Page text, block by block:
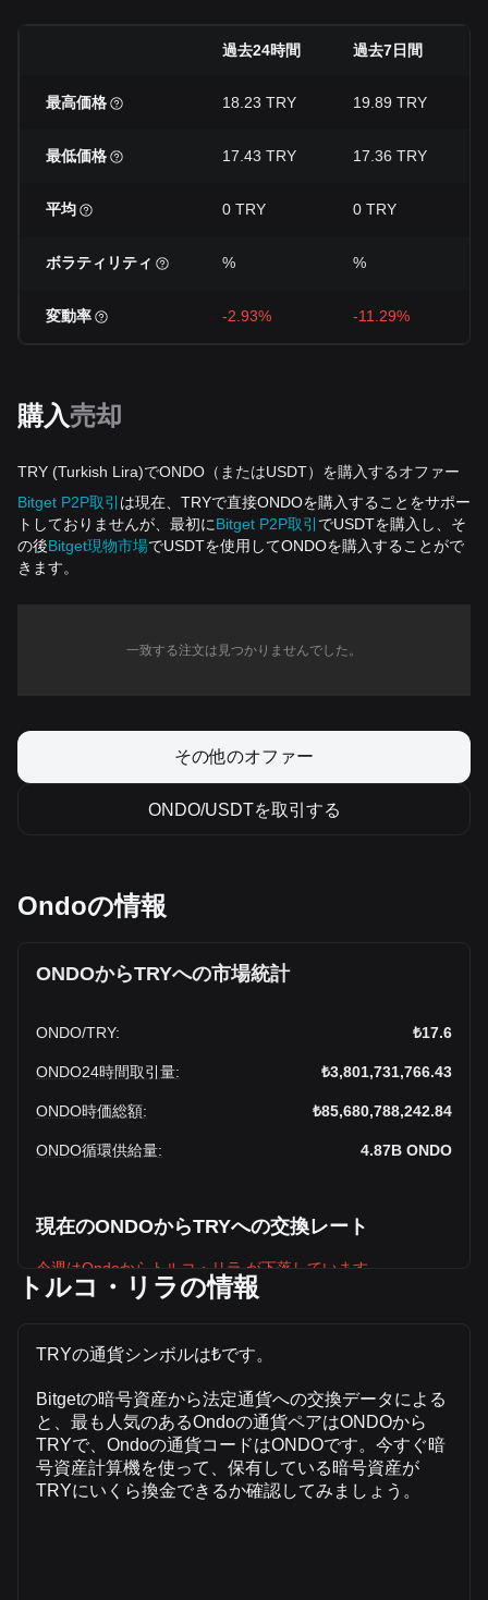
過去24時間 過去7日間
最高価格 18.23 TRY 19.89 TRY
最低価格 17.43 TRY 17.36 TRY
平均 0 TRY 0 TRY
ボラティリティ % %
変動率 -2.93% -11.29%
購入売却
TRY (Turkish Lira)でONDO（またはUSDT）を購入するオファー
Bitget P2P取引 は現在、TRYで直接ONDOを購入することをサポー
トしておりませんが、最初にBitget P2P取引 でUSDTを購入し、そ
の後Bitget現物市場でUSDTを使用してONDOを購入することがで
きます。
一致する注文は見つかりませんでした。
その他のオファー
ONDO/USDTを取引する
Ondoの情報
ONDOからTRYへの市場統計
ONDO/TRY: ₺17.6
ONDO24時間取引量: ₺3,801,731,766.43
ONDO時価総額: ₺85,680,788,242.84
ONDO循環供給量: 4.87B ONDO
現在のONDOからTRYへの交換レート
今週はOndoからトルコ・リラ が下落しています
₺85,680,788,242.84 TRYです。Ondoの取引量は過去24時間
の前日の取引量は₺5,025,329,030.83でした。
BitgetのOndoについての詳細情報
Ondoの価格
トルコ・リラの情報
TRYの通貨シンボルは₺です。
Bitgetの暗号資産から法定通貨への交換データによる
と、最も人気のあるOndoの通貨ペアはONDOから
TRYで、Ondoの通貨コードはONDOです。今すぐ暗
号資産計算機を使って、保有している暗号資産が
TRYにいくら換金できるか確認してみましょう。